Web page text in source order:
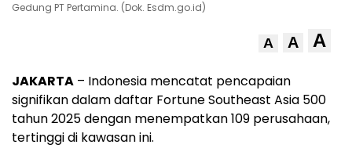
Gedung PT Pertamina. (Dok. Esdm.go.id)
A A A
JAKARTA – Indonesia mencatat pencapaian
signifikan dalam daftar Fortune Southeast Asia 500
tahun 2025 dengan menempatkan 109 perusahaan,
tertinggi di kawasan ini.